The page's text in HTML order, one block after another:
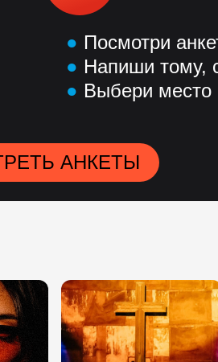
● Посмотри
● Напиши тому,
● Выбери место
АНКЕТЫ